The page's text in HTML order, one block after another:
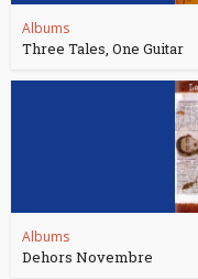
Albums
Three Tales, One Guitar
Albums
Dehors Novembre